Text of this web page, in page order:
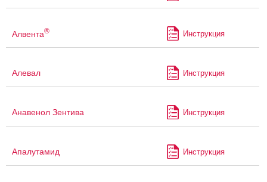
Алвента® Инструкция
Алевал Инструкция
Анавенол Зентива Инструкция
Апалутамид Инструкция